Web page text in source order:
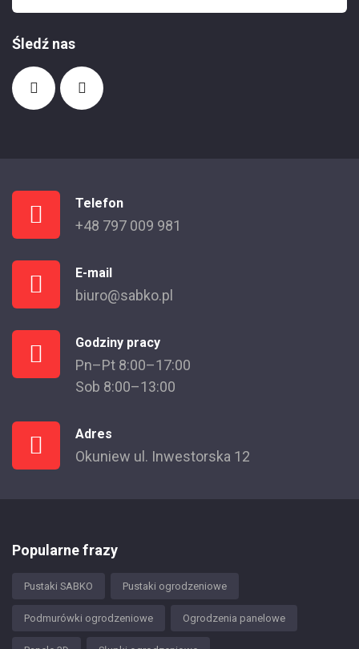
Śledź nas
Telefon
+48 797 009 981
E-mail
biuro@sabko.pl
Godziny pracy
Pn–Pt 8:00–17:00
Sob 8:00–13:00
Adres
Okuniew ul. Inwestorska 12
Popularne frazy
Pustaki SABKO Pustaki ogrodzeniowe
Podmurówki ogrodzeniowe Ogrodzenia panelowe